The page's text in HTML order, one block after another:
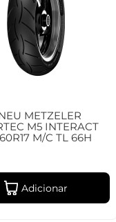
METZELER
M5 INTERACT
M/C TL 66H
Adicionar